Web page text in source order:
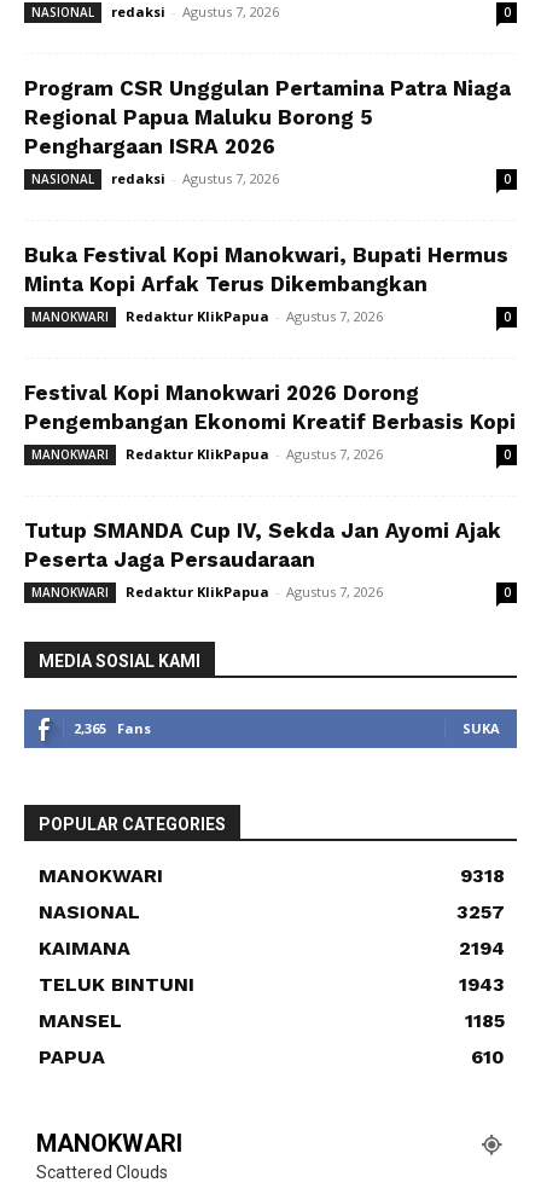
NASIONAL redaksi - Agustus 7, 2026 0
Program CSR Unggulan Pertamina Patra Niaga
Regional Papua Maluku Borong 5
Penghargaan ISRA 2026
NASIONAL redaksi - Agustus 7, 2026 0
Buka Festival Kopi Manokwari, Bupati Hermus
Minta Kopi Arfak Terus Dikembangkan
MANOKWARI Redaktur KlikPapua - Agustus 7, 2026 0
Festival Kopi Manokwari 2026 Dorong
Pengembangan Ekonomi Kreatif Berbasis Kopi
MANOKWARI Redaktur KlikPapua - Agustus 7, 2026 0
Tutup SMANDA Cup IV, Sekda Jan Ayomi Ajak
Peserta Jaga Persaudaraan
MANOKWARI Redaktur KlikPapua - Agustus 7, 2026 0
MEDIA SOSIAL KAMI
2,365 Fans SUKA
POPULAR CATEGORIES
MANOKWARI
9318
NASIONAL
3257
KAIMANA
2194
TELUK BINTUNI
1943
MANSEL
1185
PAPUA
610
MANOKWARI
Scattered Clouds